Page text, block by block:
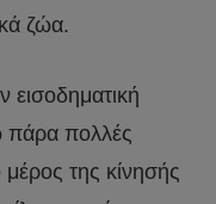
ζώα.
εισοδηματική
πάρα πολλές
της κίνησής